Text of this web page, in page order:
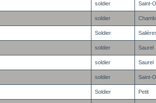
soldier Saint-
soldier
Soldier
soldier Saurel
soldier Saurel
soldier Saint-
Soldier Petit